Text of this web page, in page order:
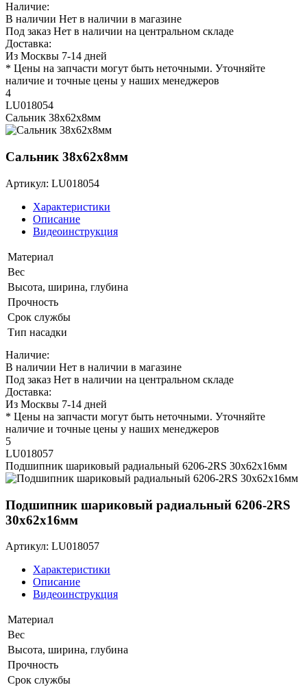
Наличие:
В наличии Нет в наличии в магазине
Под заказ Нет в наличии на центральном складе
Доставка:
Из Москвы 7-14 дней
* Цены на запчасти могут быть неточными. Уточняйте
наличие и точные цены у наших менеджеров
4
LU018054
Сальник 38х62х8мм
Сальник 38х62х8мм
Артикул: LU018054
Характеристики
Описание
Видеоинструкция
Материал
Вес
Высота, ширина, глубина
Прочность
Срок службы
Тип насадки
Наличие:
В наличии Нет в наличии в магазине
Под заказ Нет в наличии на центральном складе
Доставка:
Из Москвы 7-14 дней
* Цены на запчасти могут быть неточными. Уточняйте
наличие и точные цены у наших менеджеров
5
LU018057
Подшипник шариковый радиальный 6206-2RS 30х62х16мм
Подшипник шариковый радиальный 6206-2RS
30х62х16мм
Артикул: LU018057
Характеристики
Описание
Видеоинструкция
Материал
Вес
Высота, ширина, глубина
Прочность
Срок службы